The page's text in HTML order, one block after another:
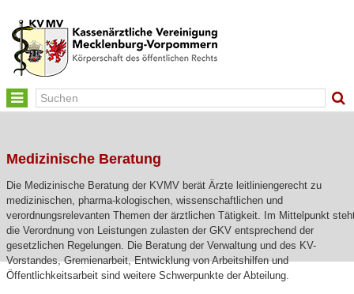
Toggle
navigation
Medizinische Beratung
Die Medizinische Beratung der KVMV berät Ärzte leitliniengerecht zu
medizinischen, pharma-kologischen, wissenschaftlichen und
verordnungsrelevanten Themen der ärztlichen Tätigkeit. Im Mittelpunkt
die Verordnung von Leistungen zulasten der GKV entsprechend der
gesetzlichen Regelungen. Die Beratung der Verwaltung und des KV-
Vorstandes, Gremienarbeit, Entwicklung von Arbeitshilfen und
Öffentlichkeitsarbeit sind weitere Schwerpunkte der Abteilung.